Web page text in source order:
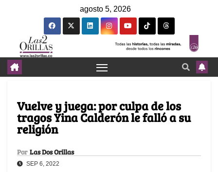
agosto 5, 2026
Vuelve y juega: por culpa de los
tragos Yina Calderón le falló a su
religión
Por Las Dos Orillas
SEP 6, 2022